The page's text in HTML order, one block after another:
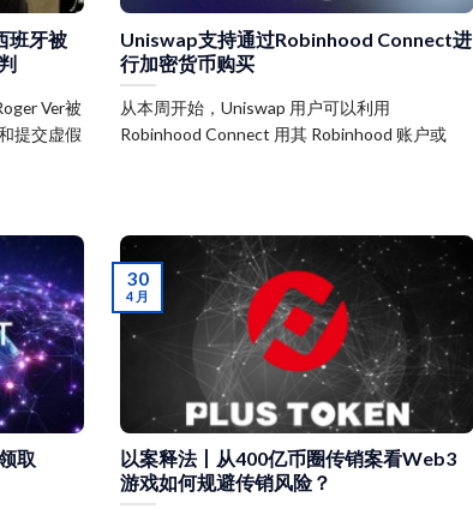
班牙被
Ver被
提交虚假
Uniswap支持通过Robinhood Connect进
行加密货币购买
从本周开始，Uniswap 用户可以利用
Robinhood Connect 用其 Robinhood 账户或
取
以案释法丨从400亿币圈传销案看Web3
游戏如何规避传销风险？
30
4 月